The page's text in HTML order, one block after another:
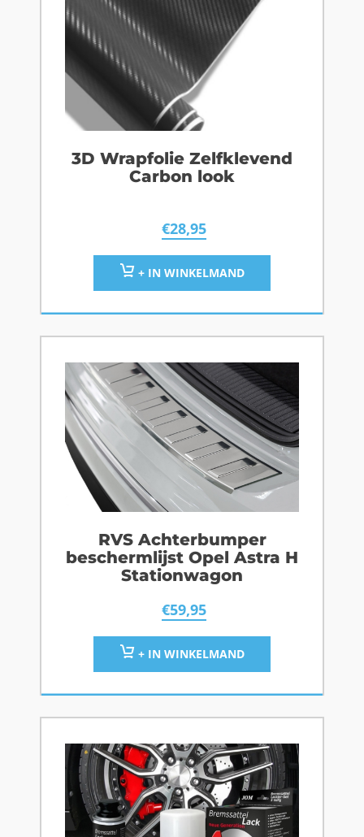
3D Wrapfolie Zelfklevend
Carbon look
€28,95
+ IN WINKELMAND
RVS Achterbumper
beschermlijst Opel Astra H
Stationwagon
€59,95
+ IN WINKELMAND